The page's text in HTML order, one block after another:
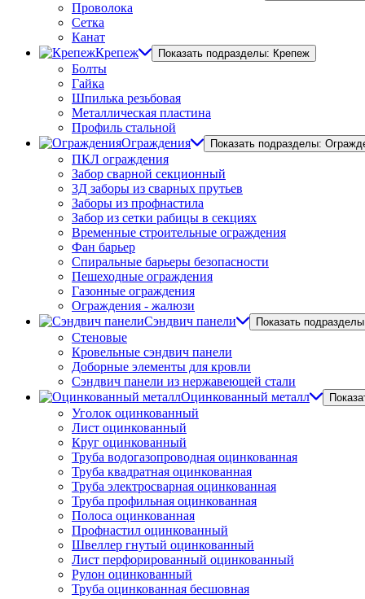
Проволока
Сетка
Канат
Крепеж
Показать подразделы: Крепеж
Болты
Гайка
Шпилька резьбовая
Металлическая пластина
Профиль стальной
Ограждения
Показать подразделы:
ПКЛ ограждения
Забор сварной секционный
3Д заборы из сварных прутьев
Заборы из профнастила
Забор из сетки рабицы в секциях
Временные строительные ограждения
Фан барьер
Спиральные барьеры безопасности
Пешеходные ограждения
Газонные ограждения
Ограждения - жалюзи
Сэндвич панели
Показать
Стеновые
Кровельные сэндвич панели
Доборные элементы для кровли
Сэндвич панели из нержавеющей стали
Оцинкованный металл
Уголок оцинкованный
Лист оцинкованный
Круг оцинкованный
Труба водогазопроводная оцинкованная
Труба квадратная оцинкованная
Труба электросварная оцинкованная
Труба профильная оцинкованная
Полоса оцинкованная
Профнастил оцинкованный
Швеллер гнутый оцинкованный
Лист перфорированный оцинкованный
Рулон оцинкованный
Труба оцинкованная бесшовная